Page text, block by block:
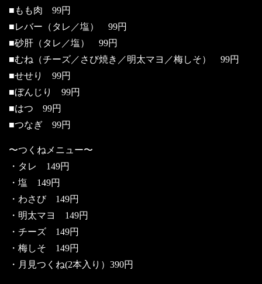
■もも肉 99円
■レバー（タレ／塩） 99円
■砂肝（タレ／塩） 99円
■むね（チーズ／さび焼き／明太マヨ／梅しそ） 99円
■せせり 99円
■ぼんじり 99円
■はつ 99円
■つなぎ 99円
〜つくねメニュー〜
・タレ 149円
・塩 149円
・わさび 149円
・明太マヨ 149円
・チーズ 149円
・梅しそ 149円
・月見つくね(2本入り）390円